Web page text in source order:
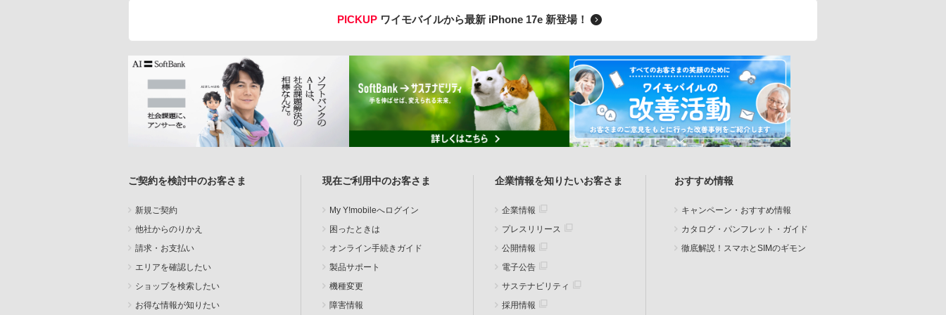
PICKUP ワイモバイルから最新 iPhone 17e 新登場！
ご契約を検討中のお客さま
新規ご契約
他社からのりかえ
請求・お支払い
エリアを確認したい
ショップを検索したい
お得な情報が知りたい
現在ご利用中のお客さま
My Y!mobileへログイン
困ったときは
オンライン手続きガイド
製品サポート
機種変更
障害情報
企業情報を知りたいお客さま
企業情報
プレスリリース
公開情報
電子公告
サステナビリティ
採用情報
おすすめ情報
キャンペーン・おすすめ情報
カタログ・パンフレット・ガイド
徹底解説！スマホとSIMのギモン